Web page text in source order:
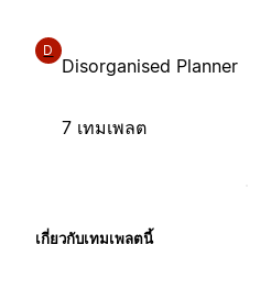
D
Disorganised Planner
7 เทมเพลต
เกี่ยวกับเทมเพลตนี้